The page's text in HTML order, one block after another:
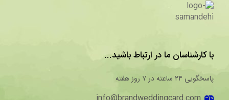
با کارشناسان ما در ارتباط باشید...
پاسخگویی ۲۴ ساعته در ۷ روز هفته